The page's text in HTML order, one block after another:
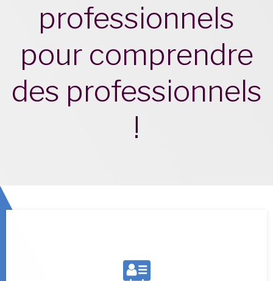
professionnels
pour comprendre
des professionnels
!